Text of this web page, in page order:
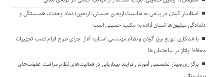
استاندار گیلان در پیامی به مناسبت اربعین حسینی: اربعین؛ نماد وحدت، همبستگی و
دلدادگی میلیون‌ها انسان آزاده به مکتب حسینی است
با همکاری توزیع برق گیلان و نظام مهندسی استان؛ آغاز اجرای طرح الزام نصب تجهیزات
محافظ ولتاژ در ساختمان ها
برگزاری وبینار تخصصی آموزش فرایند بیماریابی در فعالیت‌های نظام مراقبت عفونت‌های